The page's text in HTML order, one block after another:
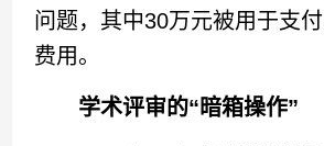
问题，其中30万元被用于支
费用。
学术评审的“暗箱操作”